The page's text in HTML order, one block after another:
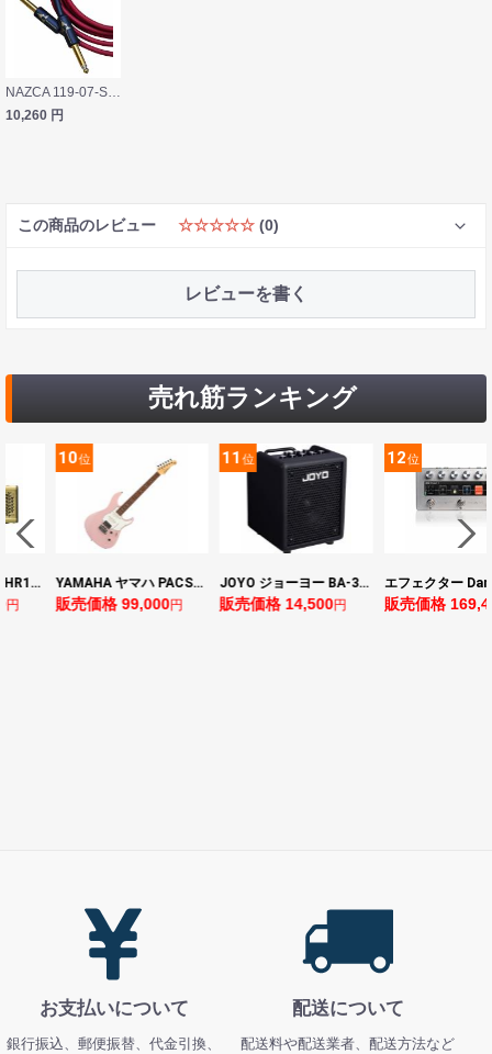
10,260 円
この商品のレビュー ☆☆☆☆☆ (0)
レビューを書く
売れ筋ランキング
ヤマハ YAMAHA THR10II 小型ギターアンプ
10 位
YAMAHA ヤマハ PACS+12 ASP Pacifica Standard Plus パシフィカスタンダードプラス エレキギター
販売価格 99,000円
11 位
JOYO ジョーヨー BA-30 VIBE CUBE BLK 30W 小型ベースアンプ Bluetooth+OTGオーディオI/F搭載
販売価格 14,500円
12 位
販売価格 169,400
お支払いについて
銀行振込、郵便振替、代金引換、
配送について
配送料や配送業者、配送方法など